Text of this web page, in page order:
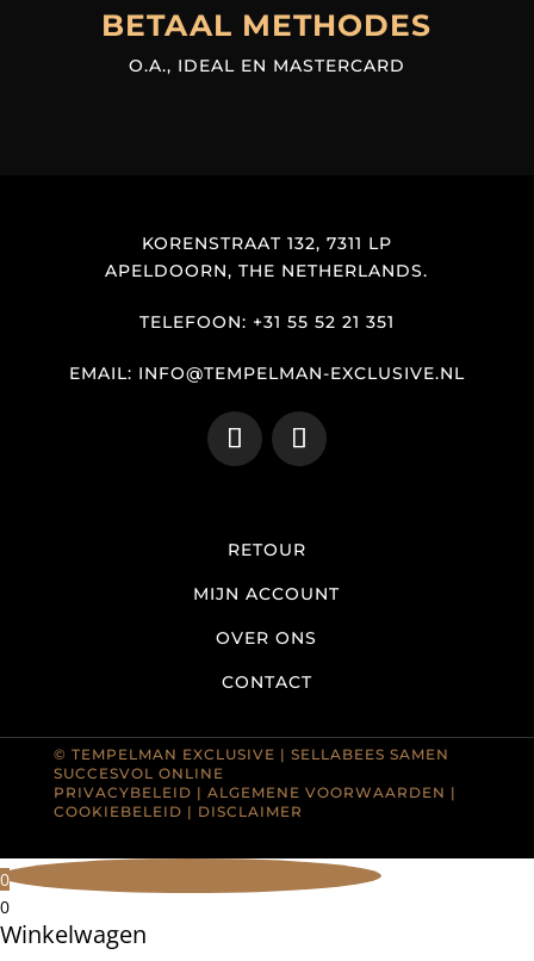
BETAAL METHODES
O.A., IDEAL EN MASTERCARD
KORENSTRAAT 132, 7311 LP
APELDOORN, THE NETHERLANDS.
TELEFOON: +31 55 52 21 351
EMAIL: INFO@TEMPELMAN-EXCLUSIVE.NL
RETOUR
MIJN ACCOUNT
OVER ONS
CONTACT
© TEMPELMAN EXCLUSIVE | SELLABEES SAMEN
SUCCESVOL ONLINE
PRIVACYBELEID | ALGEMENE VOORWAARDEN |
COOKIEBELEID | DISCLAIMER
0
0
Winkelwagen